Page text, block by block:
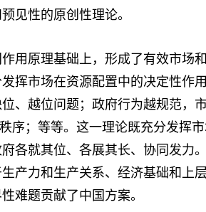
见性的原创性理论。
原理基础上，形成了有效市场和
挥市场在资源配置中的决定性作
、越位问题；政府行为越规范，
序；等等。这一理论既充分发挥
各就其位、各展其长、协同发力
产力和生产关系、经济基础和上
难题贡献了中国方案。